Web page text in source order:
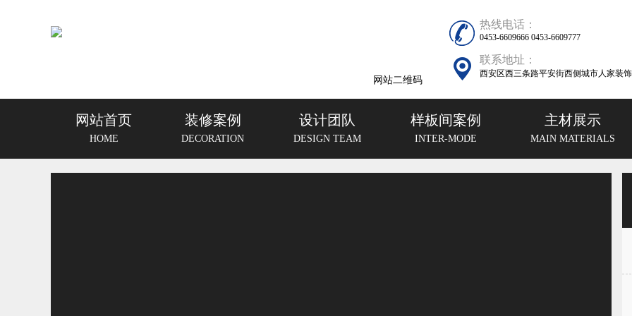
网站二维码
热线电话：
0453-6609666 0453-6609777
联系地址：
西安区西三条路平安街西侧城市人家装
网站首页
HOME
装修案例
DECORATION
设计团队
DESIGN TEAM
样板间案例
INTER-MODE
主材展示
MAIN MATERIALS